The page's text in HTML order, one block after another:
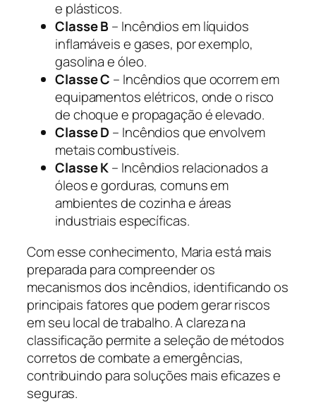
e plásticos.
Classe B – Incêndios em líquidos
inflamáveis e gases, por exemplo,
gasolina e óleo.
Classe C – Incêndios que ocorrem em
equipamentos elétricos, onde o risco
de choque e propagação é elevado.
Classe D – Incêndios que envolvem
metais combustíveis.
Classe K– Incêndios relacionados a
óleos e gorduras, comuns em
ambientes de cozinha e áreas
industriais específicas.
Com esse conhecimento, Maria está mais
preparada para compreender os
mecanismos dos incêndios, identificando os
principais fatores que podem gerar riscos
em seu local de trabalho. A clareza na
classificação permite a seleção de métodos
corretos de combate a emergências,
contribuindo para soluções mais eficazes e
seguras.